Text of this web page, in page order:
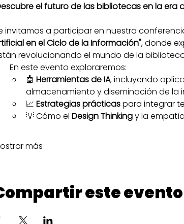
el futuro de las bibliotecas en la era
invitamos a participar en nuestra
en el Ciclo de la Información", donde
revolucionando el mundo de la
En este evento exploraremos:
🤖 Herramientas de IA, incluyendo
almacenamiento y diseminación de la
📈 Estrategias prácticas para integrar
💡 Cómo el Design Thinking y la
más
este evento